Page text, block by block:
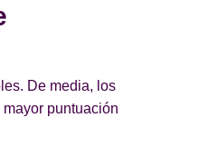
De media, los
puntuación